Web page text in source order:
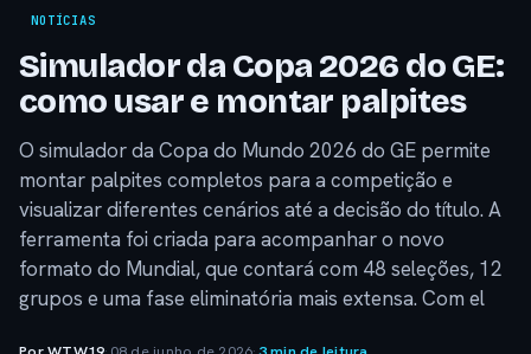
NOTÍCIAS
Simulador da Copa 2026 do GE:
como usar e montar palpites
O simulador da Copa do Mundo 2026 do GE permite
montar palpites completos para a competição e
visualizar diferentes cenários até a decisão do título. A
ferramenta foi criada para acompanhar o novo
formato do Mundial, que contará com 48 seleções, 12
grupos e uma fase eliminatória mais extensa. Com el